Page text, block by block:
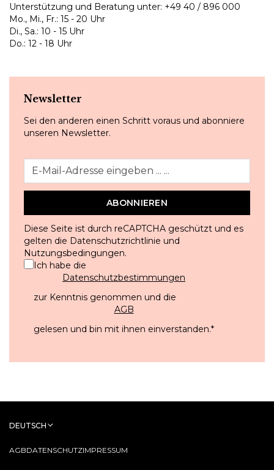
Unterstützung und Beratung unter: +49 40 / 896 000
Mo., Mi., Fr.: 15 - 20 Uhr
Di., Sa.: 10 - 15 Uhr
Do.: 12 - 18 Uhr
Newsletter
Sei den anderen einen Schritt voraus und abonniere
unseren Newsletter.
ABONNIEREN
Diese Seite ist durch reCAPTCHA geschützt und es
gelten die Datenschutzrichtlinie und
Nutzungsbedingungen.
Ich habe die
Datenschutzbestimmungen
zur Kenntnis genommen und die
AGB
gelesen und bin mit ihnen einverstanden.*
AGBDATENSCHUTZIMPRESSUM
DEUTSCH